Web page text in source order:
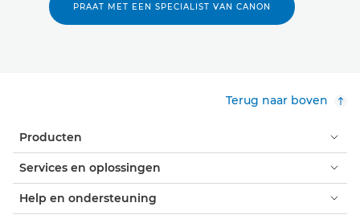
PRAAT MET EEN SPECIALIST VAN CANON
Terug naar boven
Producten
Services en oplossingen
Help en ondersteuning